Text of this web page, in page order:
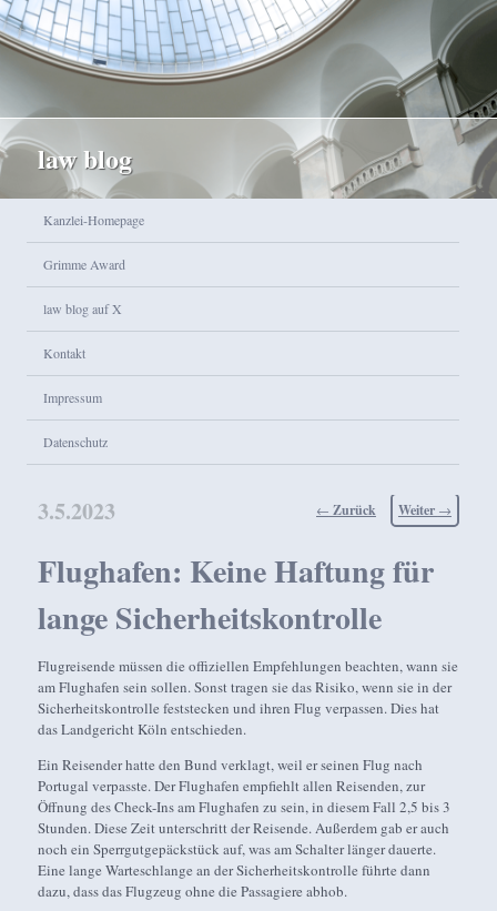
law blog
Zum Inhalt wechseln
Zum sekundären Inhalt wechseln
Kanzlei-Homepage
Grimme Award
law blog auf X
Kontakt
Impressum
Datenschutz
Beitragsnavigation
← Zurück Weiter →
Flughafen: Keine Haftung für
lange Sicherheitskontrolle
3.5.2023
Flugreisende müssen die offiziellen Empfehlungen beachten, wann sie
am Flughafen sein sollen. Sonst tragen sie das Risiko, wenn sie in der
Sicherheitskontrolle feststecken und ihren Flug verpassen. Dies hat
das Landgericht Köln entschieden.
Ein Reisender hatte den Bund verklagt, weil er seinen Flug nach
Portugal verpasste. Der Flughafen empfiehlt allen Reisenden, zur
Öffnung des Check-Ins am Flughafen zu sein, in diesem Fall 2,5 bis 3
Stunden. Diese Zeit unterschritt der Reisende. Außerdem gab er auch
noch ein Sperrgutgepäckstück auf, was am Schalter länger dauerte.
Eine lange Warteschlange an der Sicherheitskontrolle führte dann
dazu, dass das Flugzeug ohne die Passagiere abhob.